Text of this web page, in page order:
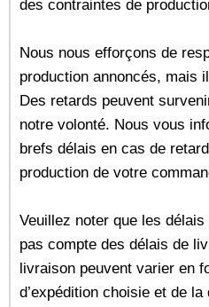
des contraintes de
Nous nous efforçons de
production annoncés, mais
Des retards peuvent
notre volonté. Nous vous
brefs délais en cas de
production de votre
Veuillez noter que les
pas compte des délais de
livraison peuvent varier en
d’expédition choisie et de